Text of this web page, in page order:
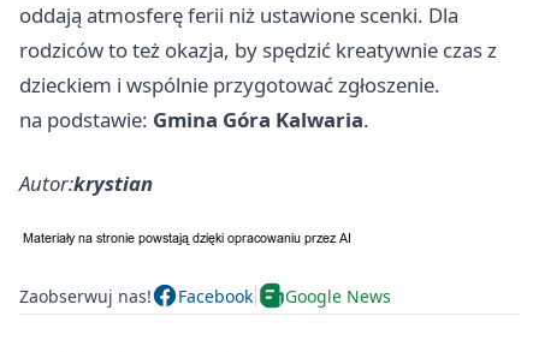
oddają atmosferę ferii niż ustawione scenki. Dla
rodziców to też okazja, by spędzić kreatywnie czas z
dzieckiem i wspólnie przygotować zgłoszenie.
na podstawie: Gmina Góra Kalwaria.
Autor:krystian
Zaobserwuj nas! Facebook Google News